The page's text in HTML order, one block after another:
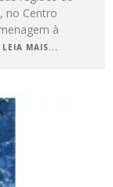
no Centro
à
LEIA MAIS...